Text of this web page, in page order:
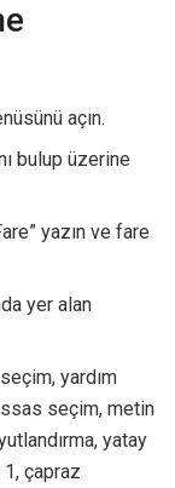
açın.
bulup üzerine
yazın ve fare
yer alan
yardım
seçim, metin
yatay
1, çapraz